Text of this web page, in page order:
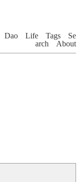
Dao Life Tags
Se
arch
About